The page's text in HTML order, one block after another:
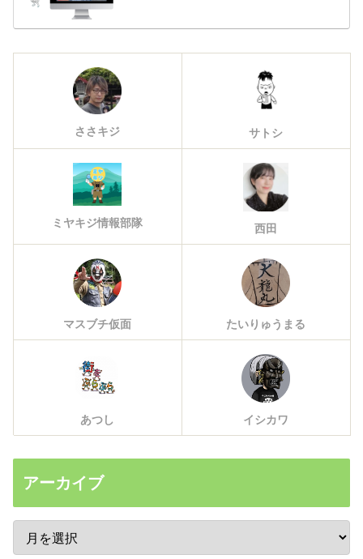
ささキジ サトシ
ミヤキジ情報部隊 西田
マスブチ仮面 たいりゅうまる
あつし イシカワ
アーカイブ